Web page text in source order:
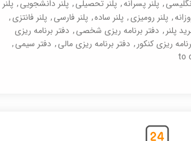
, پلنر پسرانه, پلنر تحصیلی, پلنر دانشجویی, پلنر
, پلنر رومیزی, پلنر ساده, پلنر فارسی, پلنر فانتزی,
پلنر , دفتر برنامه ریزی شخصی, دفتر برنامه ریزی
ریزی کنکور, دفتر برنامه ریزی مالی, دفتر سیمی,